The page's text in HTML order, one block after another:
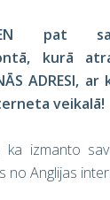
pat
kontā, kurā
ADRESI,
veikalā!
ka izmanto
Anglijas